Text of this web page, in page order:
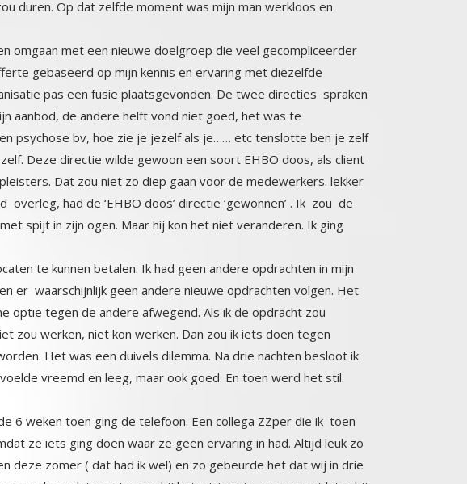
omgaan met een nieuwe doelgroep die veel gecompliceerder
offerte gebaseerd op mijn kennis en ervaring met diezelfde
pas een fusie plaatsgevonden. De twee directies spraken
mijn aanbod, de andere helft vond niet goed, het was te
psychose bv, hoe zie je jezelf als je…… etc tenslotte ben je zelf
Deze directie wilde gewoon een soort EHBO doos, als client
Dat zou niet zo diep gaan voor de medewerkers. lekker
had de ‘EHBO doos’ directie ‘gewonnen’ . Ik zou de
spijt in zijn ogen. Maar hij kon het niet veranderen. Ik ging
te kunnen betalen. Ik had geen andere opdrachten in mijn
waarschijnlijk geen andere nieuwe opdrachten volgen. Het
optie tegen de andere afwegend. Als ik de opdracht zou
zou werken, niet kon werken. Dan zou ik iets doen tegen
Het was een duivels dilemma. Na drie nachten besloot ik
vreemd en leeg, maar ook goed. En toen werd het stil.
6 weken toen ging de telefoon. Een collega ZZper die ik toen
ze iets ging doen waar ze geen ervaring in had. Altijd leuk zo
zomer ( dat had ik wel) en zo gebeurde het dat wij in drie
dagen later zaten we bij het ministerie, en nog wat later bij
en toen werd ik gevraagd door andere ministeries. Door
het voelde alsof ik optimaal was beloond voor mijn trouw aan